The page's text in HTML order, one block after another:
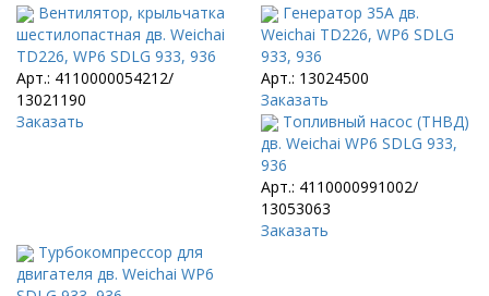
Вентилятор, крыльчатка
шестилопастная дв. Weichai
TD226, WP6 SDLG 933, 936
Арт.: 4110000054212/
13021190
Заказать
Генератор 35А дв.
Weichai TD226, WP6 SDLG
933, 936
Арт.: 13024500
Заказать
Топливный насос (ТНВД)
дв. Weichai WP6 SDLG 933,
936
Арт.: 4110000991002/
13053063
Заказать
Турбокомпрессор для
двигателя дв. Weichai WP6